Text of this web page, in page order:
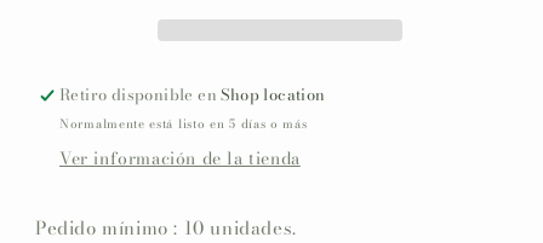
Retiro disponible enShop location
Normalmente está listo en 5 días o más
Ver información de la tienda
Pedido mínimo : 10 unidades.